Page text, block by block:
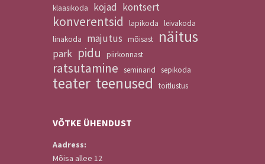
klaasikoda
kojad kontsert
konverentsid lapikoda leivakoda
linakoda
majutus mõisast näitus
park pidu piirkonnast
ratsutamine seminarid sepikoda
teater teenused toitlustus
VÕTKE ÜHENDUST
Aadress:
Mõisa allee 12